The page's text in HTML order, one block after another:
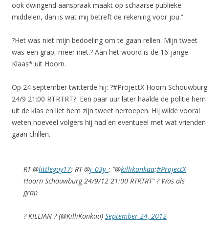
ook dwingend aanspraak maakt op schaarse publieke
middelen, dan is wat mij betreft de rekening voor jou.”
?Het was niet mijn bedoeling om te gaan rellen. Mijn tweet
was een grap, meer niet.? Aan het woord is de 16-jarige
Klaas* uit Hoorn.
Op 24 september twitterde hij: ?#ProjectX Hoorn Schouwburg
24/9 21:00 RTRTRT?. Een paar uur later haalde de politie hem
uit de klas en liet hem zijn tweet herroepen. Hij wilde vooral
weten hoeveel volgers hij had en eventueel met wat vrienden
gaan chillen.
RT @littleguy17: RT @j_03y_ : “@killikonkaa:#ProjectX
Hoorn Schouwburg 24/9/12 21:00 RTRTRT” ? Was als
grap
? KILLIAN ? (@KilliKonkaa) September 24, 2012